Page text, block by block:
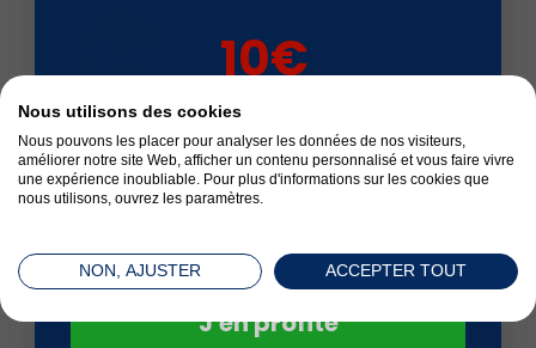
Livré en 24 à 72 h
Satisfait ou remboursé
Paiement sécurisé
Nous utilisons des cookies
Nous pouvons les placer pour analyser les données de nos visiteurs,
améliorer notre site Web, afficher un contenu personnalisé et vous faire vivre
une expérience inoubliable. Pour plus d'informations sur les cookies que
nous utilisons, ouvrez les paramètres.
ACCEPTER TOUT
NON, AJUSTER
10€
sur votre 1ère
commande*
J'en profite